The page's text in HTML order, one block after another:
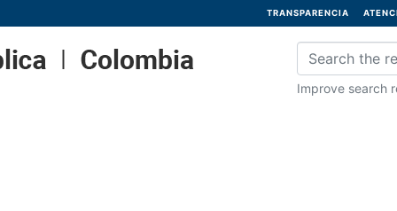
TRANSPARENCIA
Improve search